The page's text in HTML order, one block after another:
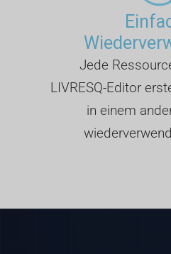
Jede
LIVRESQ-Editor
in einem